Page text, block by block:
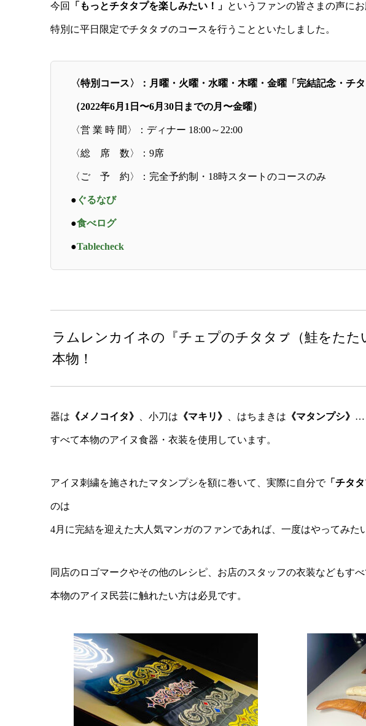
今回 「もっとチタタプを楽しみたい！」 というファンの皆さまの声にお
特別に平日限定でチタタㇷ゚のコースを行うことといたしました。
〈特別コース〉：月曜・火曜・水曜・木曜・金曜「完結記念・チタ
（2022年6月1日〜6月30日までの月〜金曜）
〈営 業 時 間〉：ディナー 18:00～22:00
〈総 席 数〉：9席
〈ご 予 約〉：完全予約制・18時スタートのコースのみ
● ぐるなび
●食べログ
●Tablecheck
ラムレンカイネの『チェプのチタタㇷ゚（鮭をたた
本物！
器は 《メノコイタ》 、小刀は 《マキリ》 、はちまきは 《マタンプシ》 …
すべて本物のアイヌ食器・衣装を使用しています。
アイヌ刺繍を施されたマタンプシを額に巻いて、実際に自分で「チタタ
のは
4月に完結を迎えた大人気マンガのファンであれば、一度はやってみた
同店のロゴマークやその他のレシピ、お店のスタッフの衣装などもす
本物のアイヌ民芸に触れたい方は必見です。